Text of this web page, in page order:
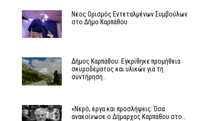
Νέος Ορισμός Εντεταλμένων Συμβούλων
στο Δήμο Καρπάθου
Δήμος Καρπάθου: Εγκρίθηκε προμήθεια
σκυροδέματος και υλικών για τη
συντήρηση…
«Νερό, έργα και προσλήψεις: Όσα
ανακοίνωσε ο Δήμαρχος Καρπάθου στο…